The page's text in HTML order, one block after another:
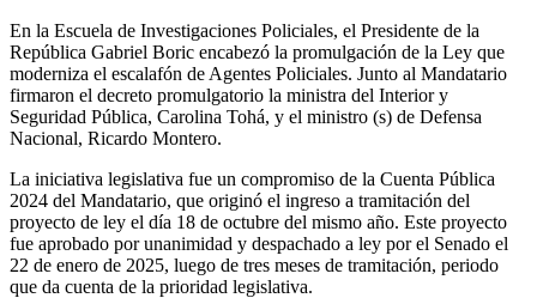
En la Escuela de Investigaciones Policiales, el Presidente de la
República Gabriel Boric encabezó la promulgación de la Ley que
moderniza el escalafón de Agentes Policiales. Junto al Mandatario
firmaron el decreto promulgatorio la ministra del Interior y
Seguridad Pública, Carolina Tohá, y el ministro (s) de Defensa
Nacional, Ricardo Montero.
La iniciativa legislativa fue un compromiso de la Cuenta Pública
2024 del Mandatario, que originó el ingreso a tramitación del
proyecto de ley el día 18 de octubre del mismo año. Este proyecto
fue aprobado por unanimidad y despachado a ley por el Senado el
22 de enero de 2025, luego de tres meses de tramitación, periodo
que da cuenta de la prioridad legislativa.